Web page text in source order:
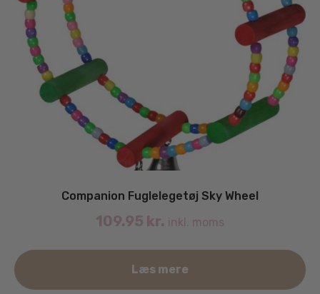
Companion Fuglelegetøj Sky Wheel
109.95 kr. inkl. moms
Læs mere